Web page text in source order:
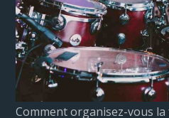
Comment organisez-vous la